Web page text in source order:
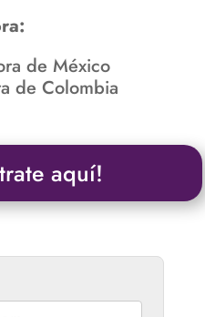
de México
de Colombia
aquí!